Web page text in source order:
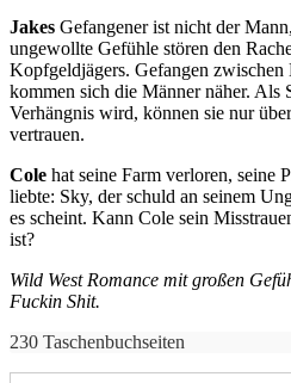
Jakes Gefangener ist nicht der
ungewollte Gefühle stören den
Kopfgeldjägers. Gefangen
kommen sich die Männer näher. Als
Verhängnis wird, können sie nur
vertrauen.
Cole hat seine Farm verloren, seine
liebte: Sky, der schuld an seinem
es scheint. Kann Cole sein
ist?
Wild West Romance mit großen
Fuckin Shit.
230 Taschenbuchseiten